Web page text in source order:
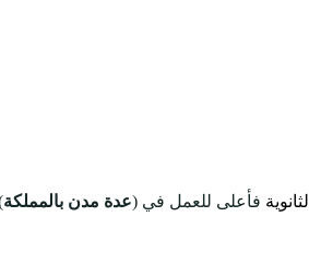
الثانوية فأعلى للعمل في (عدة مدن بالمملكة